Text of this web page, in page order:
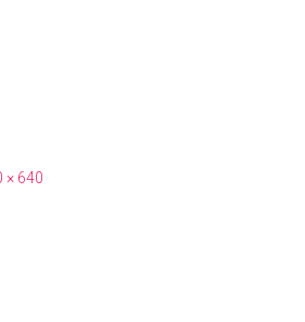
× 640